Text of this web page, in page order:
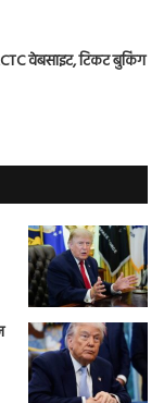
वेबसाइट, टिकट बुकिंग